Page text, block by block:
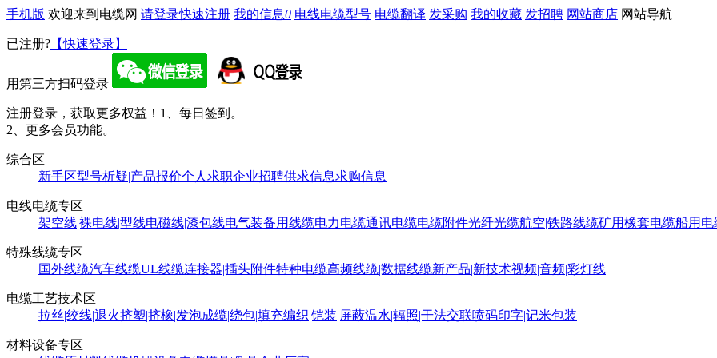
手机版 欢迎来到电缆网 请登录快速注册 我的信息0 电线电缆型号 电缆翻译 发采购 我的收藏 发招聘 网站商店 网站导航
已注册? 【快速登录】
用第三方扫码登录
注册登录，获取更多权益！ 1、每日签到。
2、更多会员功能。
综合区
新手区型号析疑|产品报价个人求职企业招聘供求信息求购信息
电线电缆专区
架空线|裸电线|型线电磁线|漆包线电气装备用线缆电力电缆通讯电缆电缆附件光纤光缆航空|铁路线缆矿用橡套电缆船用电
特殊线缆专区
国外线缆汽车线缆UL线缆连接器|插头附件特种电缆高频线缆|数据线缆新产品|新技术视频|音频|彩灯线
电缆工艺技术区
拉丝|绞线|退火挤塑|挤橡|发泡成缆|绕包|填充编织|铠装|屏蔽温水|辐照|干法交联喷码印字|记米包装
材料设备专区